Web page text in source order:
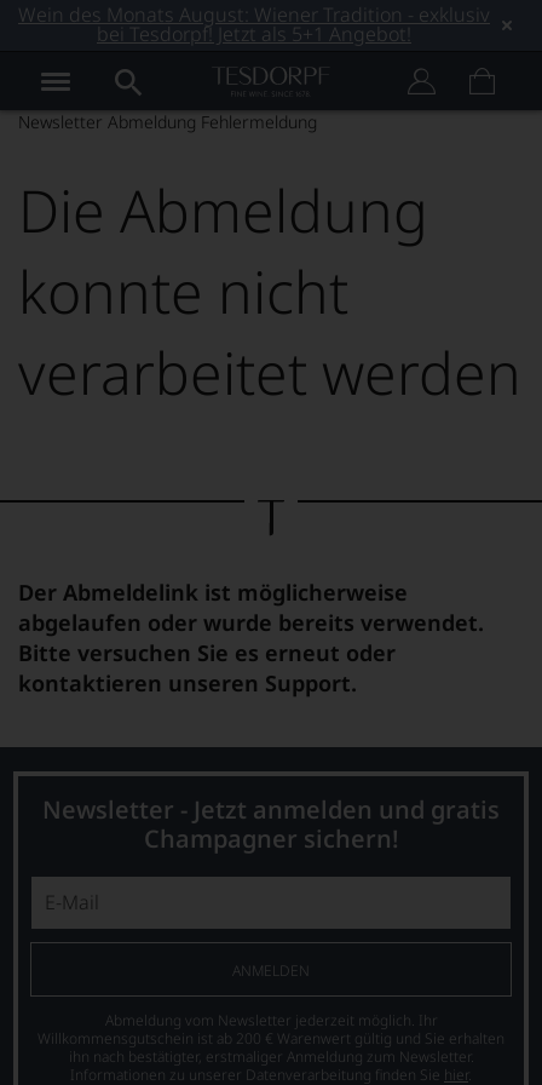
Wein des Monats August: Wiener Tradition - exklusiv
bei Tesdorpf! Jetzt als 5+1 Angebot!
Newsletter Abmeldung Fehlermeldung
Die Abmeldung
konnte nicht
verarbeitet werden
Der Abmeldelink ist möglicherweise
abgelaufen oder wurde bereits verwendet.
Bitte versuchen Sie es erneut oder
kontaktieren unseren Support.
Newsletter - Jetzt anmelden und gratis
Champagner sichern!
ANMELDEN
Abmeldung vom Newsletter jederzeit möglich. Ihr
Willkommensgutschein ist ab 200 € Warenwert gültig und Sie erhalten
ihn nach bestätigter, erstmaliger Anmeldung zum Newsletter.
Informationen zu unserer Datenverarbeitung finden Sie hier.